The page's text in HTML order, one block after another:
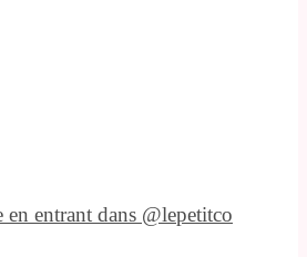
entrant dans @lepetitco